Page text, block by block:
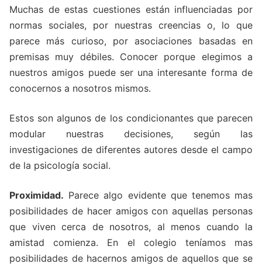
Muchas de estas cuestiones están influenciadas por
normas sociales, por nuestras creencias o, lo que
parece más curioso, por asociaciones basadas en
premisas muy débiles. Conocer porque elegimos a
nuestros amigos puede ser una interesante forma de
conocernos a nosotros mismos.
Estos son algunos de los condicionantes que parecen
modular nuestras decisiones, según las
investigaciones de diferentes autores desde el campo
de la psicología social.
Proximidad. Parece algo evidente que tenemos mas
posibilidades de hacer amigos con aquellas personas
que viven cerca de nosotros, al menos cuando la
amistad comienza. En el colegio teníamos mas
posibilidades de hacernos amigos de aquellos que se